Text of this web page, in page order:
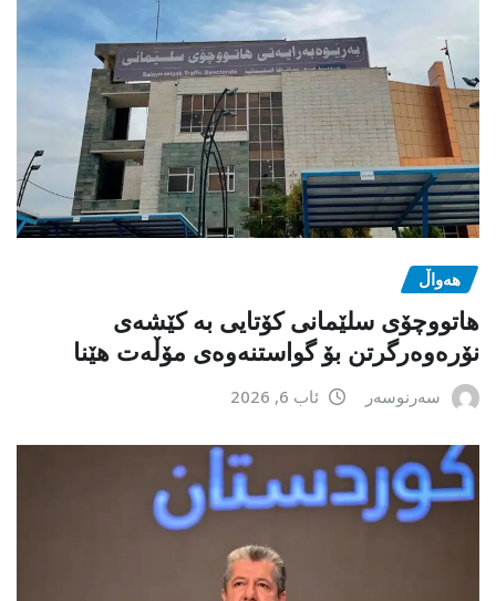
هەواڵ
هاتووچۆی سلێمانی کۆتایی بە کێشەی
نۆرەوەرگرتن بۆ گواستنەوەی مۆڵەت هێنا
سەرنوسەر ئاب 6, 2026